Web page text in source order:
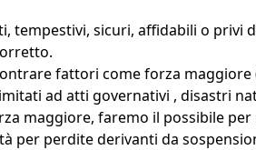
tempestivi, sicuri, affidabili o privi
fattori come forza
ad atti governativi , disastri
maggiore, faremo il possibile
per perdite derivanti da